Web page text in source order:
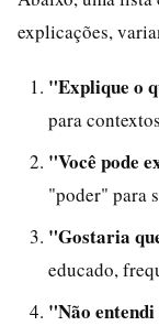
explicações,
"Explique o
para
"Você pode
"poder" para
"Gostaria
educado,
"Não